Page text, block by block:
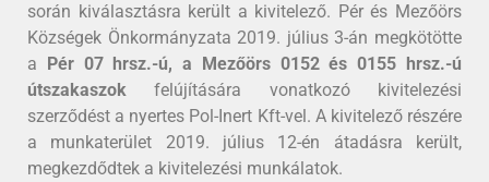
során kiválasztásra került a kivitelező. Pér és Mezőörs
Községek Önkormányzata 2019. július 3-án megkötötte
a Pér 07 hrsz.-ú, a Mezőörs 0152 és 0155 hrsz.-ú
útszakaszokfelújítására vonatkozó kivitelezési
szerződést a nyertes Pol-Inert Kft-vel. A kivitelező részére
a munkaterület 2019. július 12-én átadásra került,
megkezdődtek a kivitelezési munkálatok.